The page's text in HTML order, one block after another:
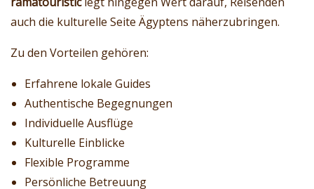
auch die kulturelle Seite Ägyptens näherzubringen.
Zu den Vorteilen gehören:
Erfahrene lokale Guides
Authentische Begegnungen
Individuelle Ausflüge
Kulturelle Einblicke
Flexible Programme
Persönliche Betreuung